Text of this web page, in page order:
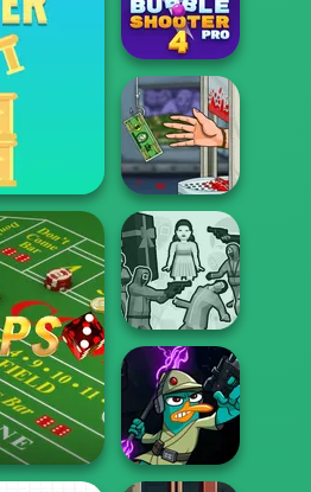
Backgammon
Bubble Shooter
Pro 4
Handless
Millionaire
Squid Battle
Simulator